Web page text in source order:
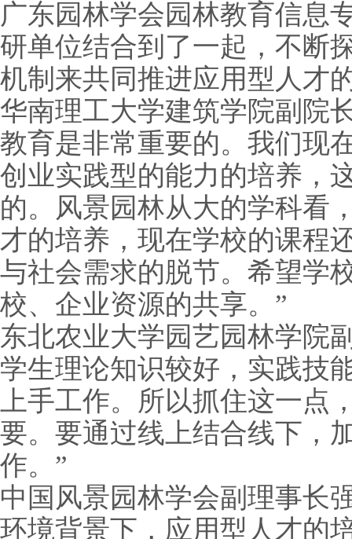
广东园林学会园林教育信息
研单位结合到了一起，不断
机制来共同推进应用型人才
华南理工大学建筑学院副院
教育是非常重要的。我们现
创业实践型的能力的培养，
的。风景园林从大的学科看
才的培养，现在学校的课程
与社会需求的脱节。希望学
校、企业资源的共享。”
东北农业大学园艺园林学院
学生理论知识较好，实践技
上手工作。所以抓住这一点
要。要通过线上结合线下，
作。”
中国风景园林学会副理事长
环境背景下，应用型人才的